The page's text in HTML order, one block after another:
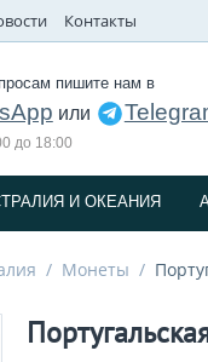
Контакты
пишите нам в
или
до 18:00
И ОКЕАНИЯ
/ Монеты /